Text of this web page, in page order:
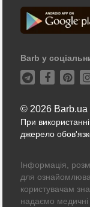
Barb у
© 2026 Barb.ua
При
джерело
Інформація,
для
користувачам
надаємо медичні